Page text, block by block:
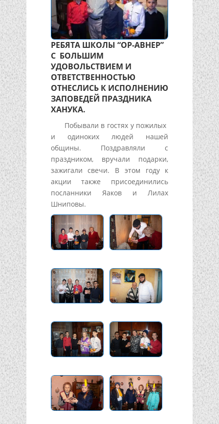
РЕБЯТА ШКОЛЫ “ОР-АВНЕР”
С БОЛЬШИМ
УДОВОЛЬСТВИЕМ И
ОТВЕТСТВЕННОСТЬЮ
ОТНЕСЛИСЬ К ИСПОЛНЕНИЮ
ЗАПОВЕДЕЙ ПРАЗДНИКА
ХАНУКА.
Побывали в гостях у пожилых
и одиноких людей нашей
общины. Поздравляли с
праздником, вручали подарки,
зажигали свечи. В этом году к
акции также присоединились
посланники Яаков и Лилах
Шниповы.